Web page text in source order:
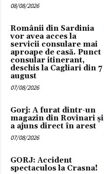
08/08/2026
Românii din Sardinia
vor avea acces la
servicii consulare mai
aproape de casă. Punct
consular itinerant,
deschis la Cagliari din 7
august
07/08/2026
Gorj: A furat dintr-un
magazin din Rovinari și
a ajuns direct în arest
07/08/2026
GORJ: Accident
spectaculos la Crasna!